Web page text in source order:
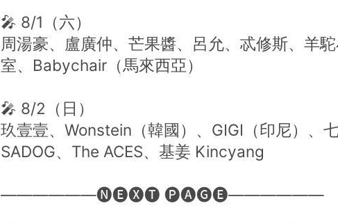
🎤 8/1（六）
周湯豪、盧廣仲、芒果醬、呂允、忒修斯、羊
室、Babychair（馬來西亞）
🎤 8/2（日）
玖壹壹、Wonstein（韓國）、GIGI（印尼）、
SADOG、The ACES、基姜 Kincyang
——————🅝🅔🅧🅣 🅟🅐🅖🅔——————